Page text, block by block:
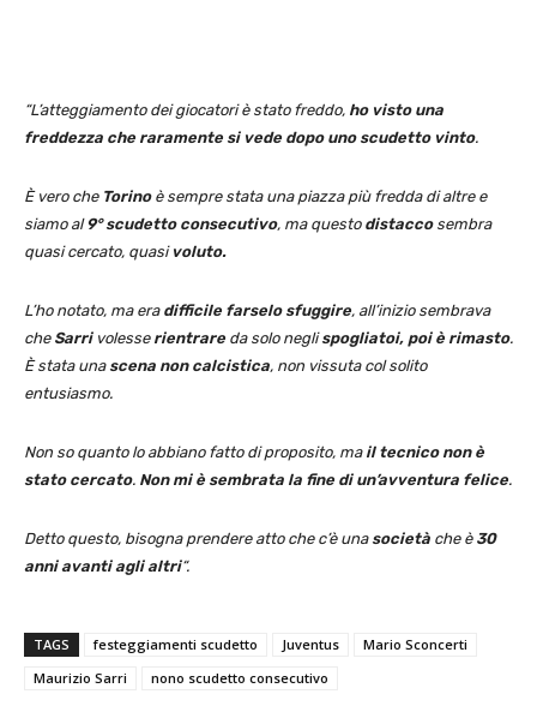
“L’atteggiamento dei giocatori è stato freddo, ho visto una
freddezza che raramente si vede dopo uno scudetto vinto.
È vero che Torinoè sempre stata una piazza più fredda di altre e
siamo al9° scudetto consecutivo, ma questo distaccosembra
quasi cercato, quasi voluto.
L’ho notato, ma era difficile farselo sfuggire, all’inizio sembrava
che Sarrivolesse rientrare da solo neglispogliatoi, poi è rimasto.
È stata una scena non calcistica, non vissuta col solito
entusiasmo.
Non so quanto lo abbiano fatto di proposito, ma il tecnico non è
stato cercato. Non mi è sembrata la fine di un’avventura felice.
Detto questo, bisogna prendere atto che c’è una società che è 30
anni avanti agli altri“.
TAGS festeggiamenti scudetto Juventus
Mario Sconcerti
Maurizio Sarri
nono scudetto consecutivo